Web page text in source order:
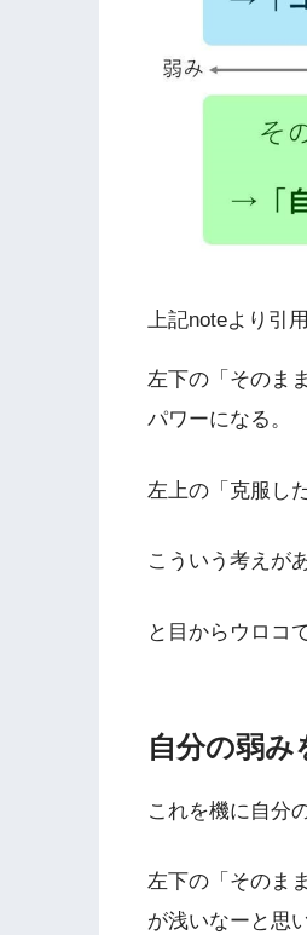
上記noteより引用
左下の「そのま
パワーになる。
左上の「克服し
こういう考えが
と目からウロコ
自分の弱み
これを機に自分
左下の「そのま
が浅いなーと思